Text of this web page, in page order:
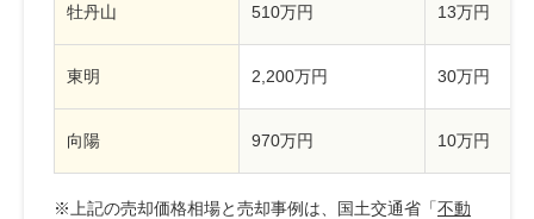
牡丹山 510万円 13万円
東明 2,200万円 30万円
向陽 970万円 10万円
※上記の売却価格相場と売却事例は、国土交通省「不動